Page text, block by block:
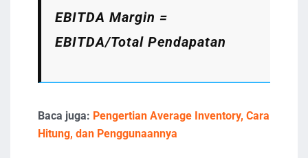
EBITDA Margin =
EBITDA/Total Pendapatan
Baca juga: Pengertian Average Inventory, Cara
Hitung, dan Penggunaannya